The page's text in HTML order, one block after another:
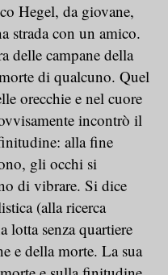
Hegel, da giovane,
strada con un amico.
delle campane della
di qualcuno. Quel
orecchie e nel cuore
incontrò il
alla fine
gli occhi si
di vibrare. Si dice
(alla ricerca
lotta senza quartiere
e della morte. La sua